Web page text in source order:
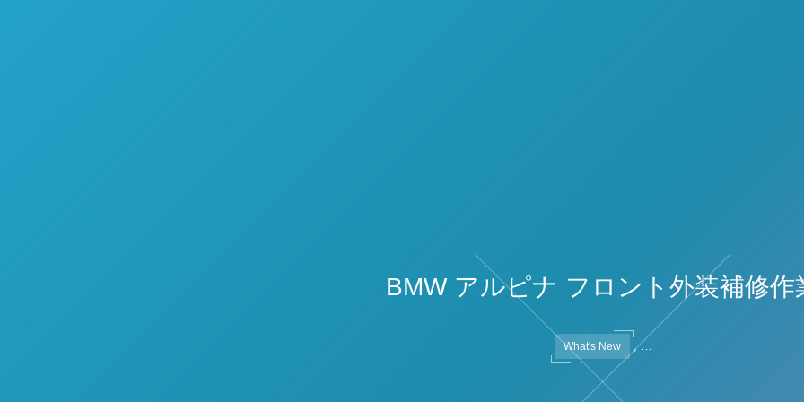
BMW アルピナ フロント外装補修作
What's New , …